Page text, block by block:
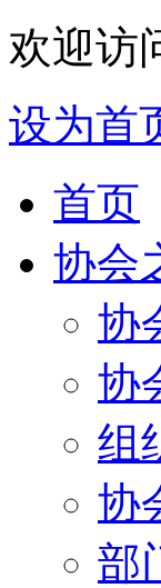
欢迎访
设为首
首页
协会
协
协
组
协
部